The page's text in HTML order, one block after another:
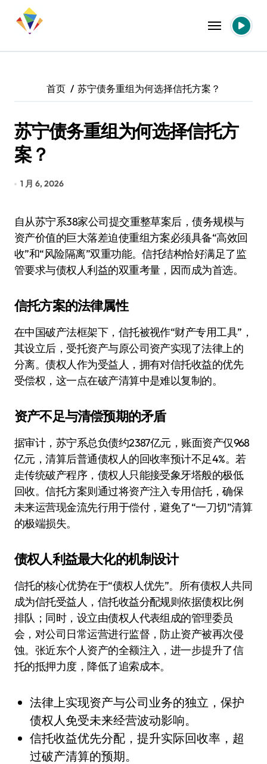
首页 苏宁债务重组为何选择信托方案？
苏宁债务重组为何选择信托方
案？
1 月 6, 2026
自从苏宁系38家公司提交重整草案后，债务规模与
资产价值的巨大落差迫使重组方案必须具备“高效回
收”和“风险隔离”双重功能。信托结构恰好满足了监
管要求与债权人利益的双重考量，因而成为首选。
信托方案的法律属性
在中国破产法框架下，信托被视作“财产专用工具”，
其设立后，受托资产与原公司资产实现了法律上的
分离。债权人作为受益人，拥有对信托收益的优先
受偿权，这一点在破产清算中是难以复制的。
资产不足与清偿预期的矛盾
据审计，苏宁系总负债约2387亿元，账面资产仅968
亿元，清算后普通债权人的回收率预计不足4%。若
走传统破产程序，债权人只能接受象牙塔般的极低
回收。信托方案则通过将资产注入专用信托，确保
未来运营现金流先行用于偿付，避免了“一刀切”清算
的极端损失。
债权人利益最大化的机制设计
信托的核心优势在于“债权人优先”。所有债权人共同
成为信托受益人，信托收益分配规则依据债权比例
排队；同时，设立由债权人代表组成的管理委员
会，对公司日常运营进行监督，防止资产被再次侵
蚀。张近东个人资产的全额注入，进一步提升了信
托的抵押力度，降低了追索成本。
法律上实现资产与公司业务的独立，保护
债权人免受未来经营波动影响。
信托收益优先分配，提升实际回收率，超
过破产清算的预期。